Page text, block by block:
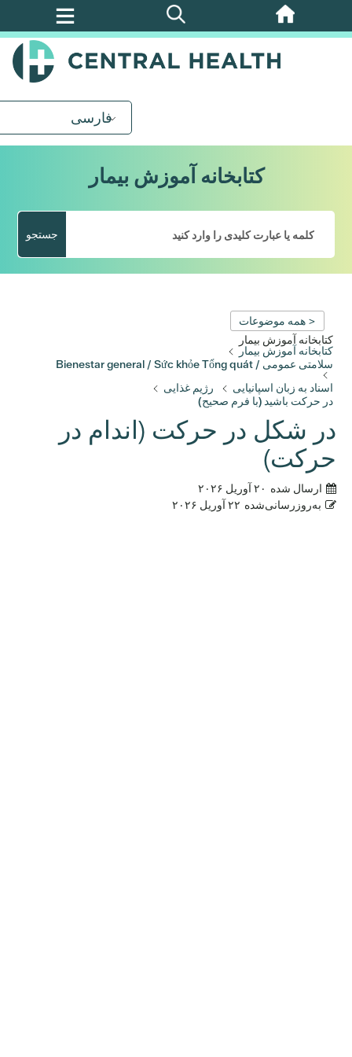
پرش
فارسی
کتابخانه آموزش بیمار
جستجو
< همه موضوعات
کتابخانه آموزش بیمار
کتابخانه آموزش بیمار
سلامتی عمومی / Bienestar general / Sức khỏe Tổng quát
اسناد به زبان اسپانیایی
رژیم غذایی
در حرکت باشید (با فرم صحیح)
در شکل در حرکت (اندام در
حرکت)
ارسال شده ۲۰ آوریل ۲۰۲۶
به‌روزرسانی‌شده ۲۲ آوریل ۲۰۲۶